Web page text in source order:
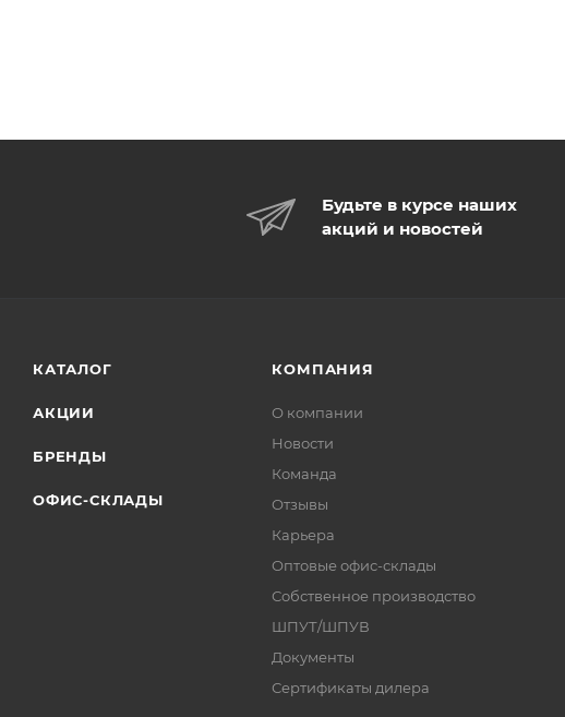
Будьте в курсе наших
акций и новостей
КАТАЛОГ
АКЦИИ
БРЕНДЫ
ОФИС-СКЛАДЫ
КОМПАНИЯ
О компании
Новости
Команда
Отзывы
Карьера
Оптовые офис-склады
Собственное производство
ШПУТ/ШПУВ
Документы
Сертификаты дилера